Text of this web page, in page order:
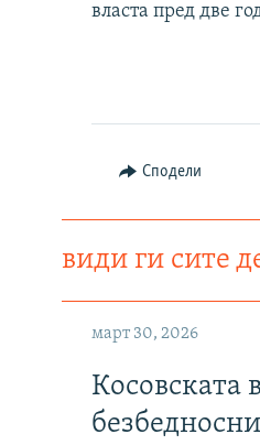
власта пред две
Сподели
види ги сите
март 30, 2026
Косовската